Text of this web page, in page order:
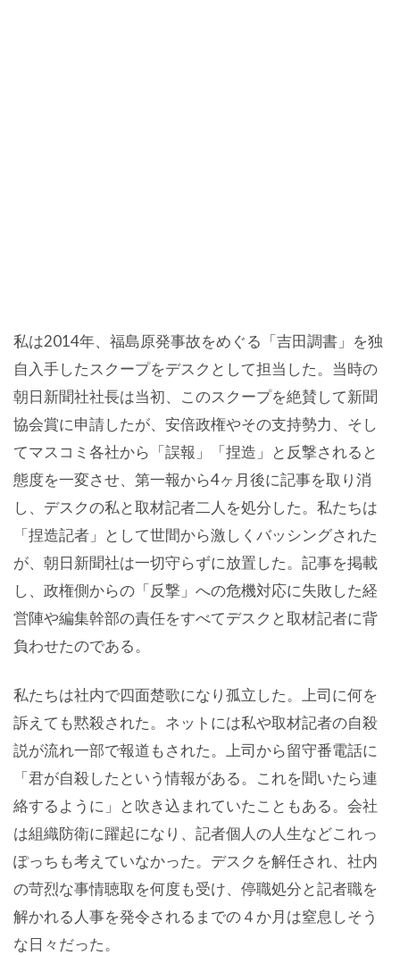
私は2014年、福島原発事故をめぐる「吉田調書」を独
自入手したスクープをデスクとして担当した。当時の
朝日新聞社社長は当初、このスクープを絶賛して新聞
協会賞に申請したが、安倍政権やその支持勢力、そし
てマスコミ各社から「誤報」「捏造」と反撃されると
態度を一変させ、第一報から4ヶ月後に記事を取り消
し、デスクの私と取材記者二人を処分した。私たちは
「捏造記者」として世間から激しくバッシングされた
が、朝日新聞社は一切守らずに放置した。記事を掲載
し、政権側からの「反撃」への危機対応に失敗した経
営陣や編集幹部の責任をすべてデスクと取材記者に背
負わせたのである。
私たちは社内で四面楚歌になり孤立した。上司に何を
訴えても黙殺された。ネットには私や取材記者の自殺
説が流れ一部で報道もされた。上司から留守番電話に
「君が自殺したという情報がある。これを聞いたら連
絡するように」と吹き込まれていたこともある。会社
は組織防衛に躍起になり、記者個人の人生などこれっ
ぽっちも考えていなかった。デスクを解任され、社内
の苛烈な事情聴取を何度も受け、停職処分と記者職を
解かれる人事を発令されるまでの４か月は窒息しそう
な日々だった。